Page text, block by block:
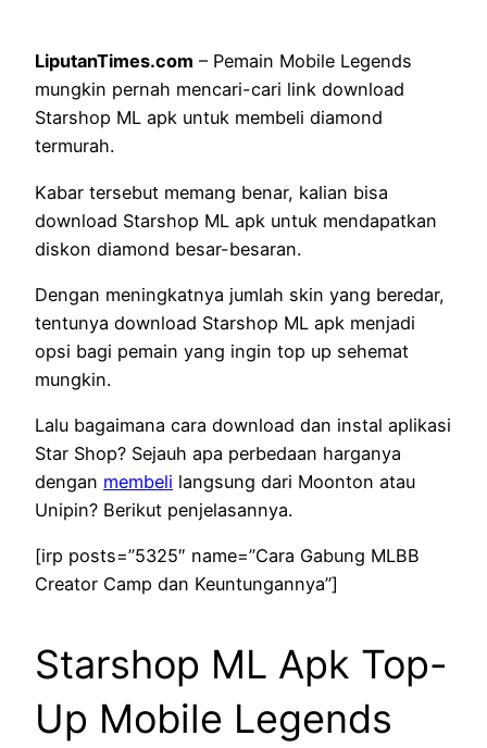
LiputanTimes.com – Pemain Mobile Legends
mungkin pernah mencari-cari link download
Starshop ML apk untuk membeli diamond
termurah.
Kabar tersebut memang benar, kalian bisa
download Starshop ML apk untuk mendapatkan
diskon diamond besar-besaran.
Dengan meningkatnya jumlah skin yang beredar,
tentunya download Starshop ML apk menjadi
opsi bagi pemain yang ingin top up sehemat
mungkin.
Lalu bagaimana cara download dan instal aplikasi
Star Shop? Sejauh apa perbedaan harganya
dengan membeli langsung dari Moonton atau
Unipin? Berikut penjelasannya.
[irp posts=”5325″ name=”Cara Gabung MLBB
Creator Camp dan Keuntungannya”]
Starshop ML Apk Top-
Up Mobile Legends